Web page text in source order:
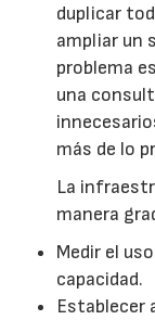
duplicar
ampliar un
problema
una
más de lo
La
manera
Medir el
capacidad.
Establecer